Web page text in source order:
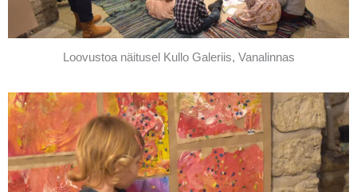
Loovustoa näitusel Kullo Galeriis, Vanalinnas